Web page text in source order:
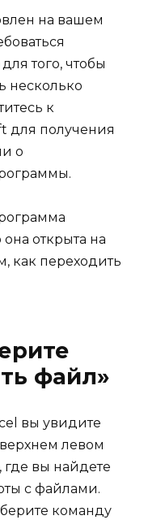
на вашем
того, чтобы
несколько
к
для получения
о
открыта на
как переходить
файл»
вы увидите
левом
вы найдете
с файлами.
команду